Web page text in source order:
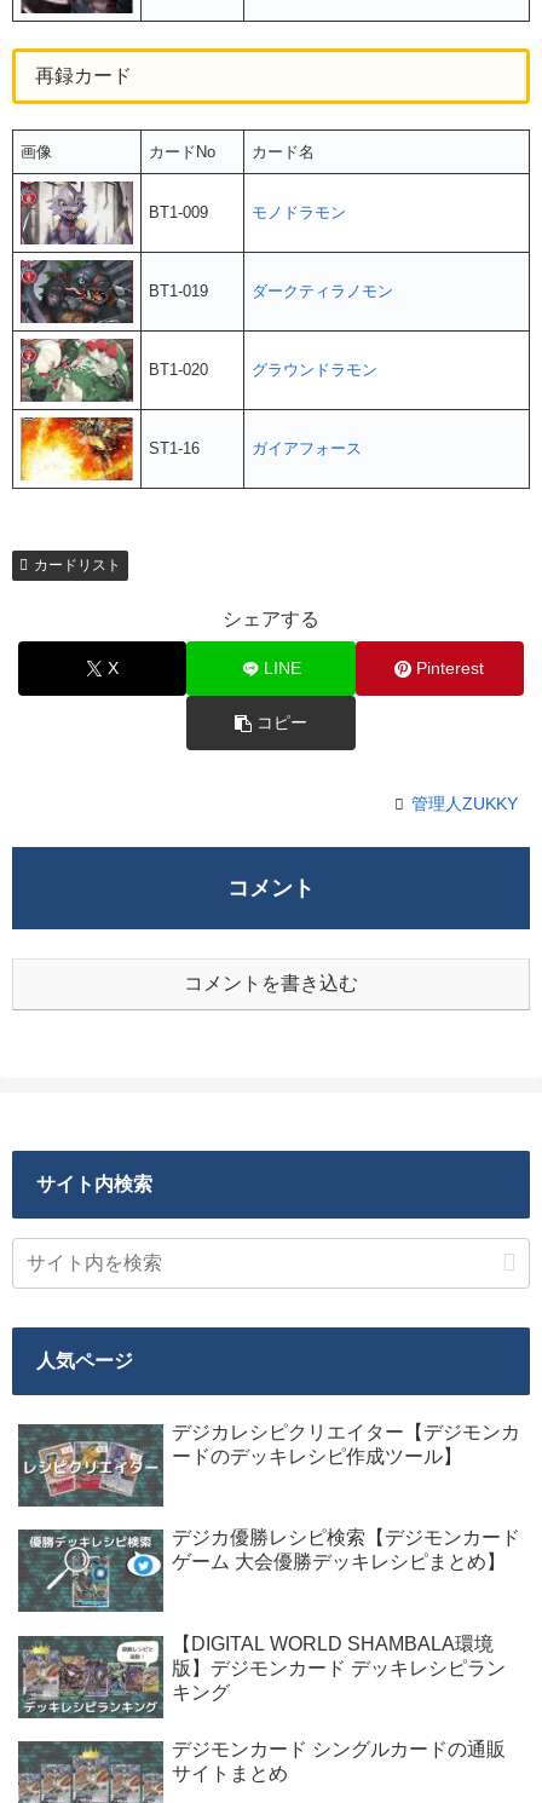
再録カード
画像 カードNo カード名
BT1-009 モノドラモン
BT1-019 ダークティラノモン
BT1-020 グラウンドラモン
ST1-16 ガイアフォース
カードリスト
シェアする
X LINE Pinterest
コピー
管理人ZUKKY
コメント
コメントを書き込む
サイト内検索
人気ページ
デジカレシピクリエイター【デジモンカ
ードのデッキレシピ作成ツール】
デジカ優勝レシピ検索【デジモンカード
ゲーム 大会優勝デッキレシピまとめ】
【DIGITAL WORLD SHAMBALA環境
版】デジモンカード デッキレシピラン
キング
デジモンカード シングルカードの通販
サイトまとめ